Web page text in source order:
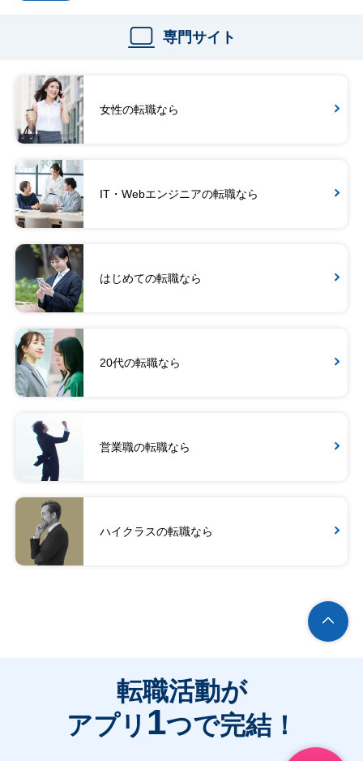
専門サイト
女性の転職なら
IT・Webエンジニアの転職なら
はじめての転職なら
20代の転職なら
営業職の転職なら
ハイクラスの転職なら
転職活動が
アプリ 1つで完結！